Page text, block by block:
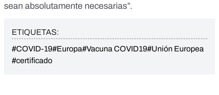
sean absolutamente necesarias”.
ETIQUETAS:
#COVID-19#Europa#Vacuna COVID19#Unión Europea
#certificado